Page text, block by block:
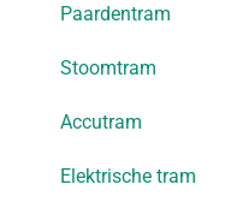
Paardentram
Stoomtram
Accutram
Elektrische tram